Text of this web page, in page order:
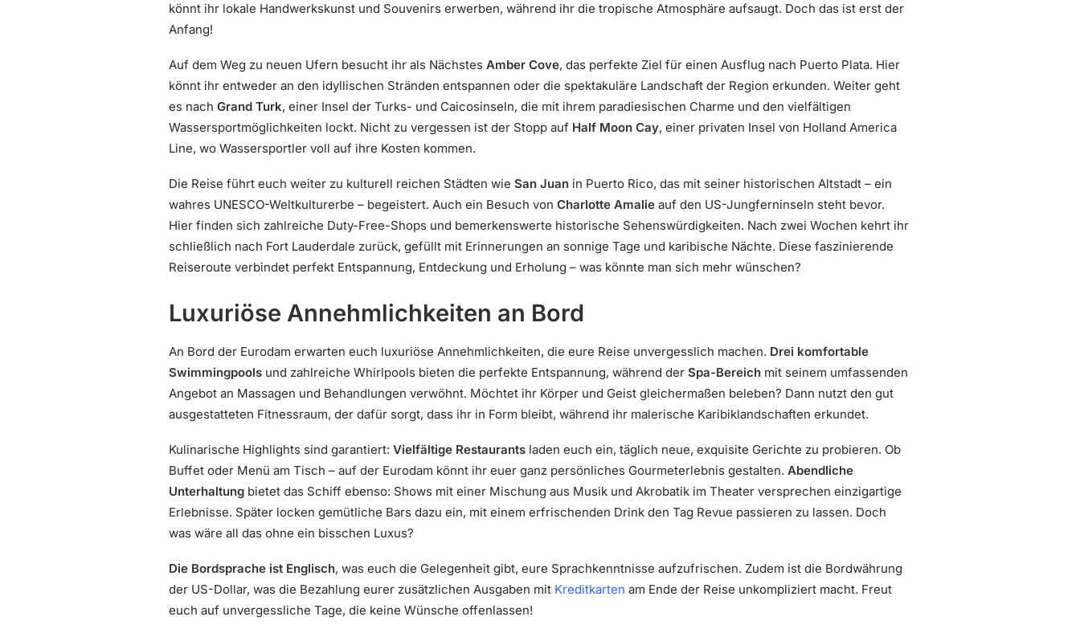
könnt ihr lokale Handwerkskunst und Souvenirs erwerben, während ihr die tropische Atmosphäre aufsaugt. Doch das ist erst der
Anfang!
Auf dem Weg zu neuen Ufern besucht ihr als Nächstes Amber Cove, das perfekte Ziel für einen Ausflug nach Puerto Plata. Hier
könnt ihr entweder an den idyllischen Stränden entspannen oder die spektakuläre Landschaft der Region erkunden. Weiter geht
es nach Grand Turk, einer Insel der Turks- und Caicosinseln, die mit ihrem paradiesischen Charme und den vielfältigen
Wassersportmöglichkeiten lockt. Nicht zu vergessen ist der Stopp auf Half Moon Cay, einer privaten Insel von Holland America
Line, wo Wassersportler voll auf ihre Kosten kommen.
Die Reise führt euch weiter zu kulturell reichen Städten wie San Juan in Puerto Rico, das mit seiner historischen Altstadt – ein
wahres UNESCO-Weltkulturerbe – begeistert. Auch ein Besuch von Charlotte Amalie auf den US-Jungferninseln steht bevor.
Hier finden sich zahlreiche Duty-Free-Shops und bemerkenswerte historische Sehenswürdigkeiten. Nach zwei Wochen kehrt ihr
schließlich nach Fort Lauderdale zurück, gefüllt mit Erinnerungen an sonnige Tage und karibische Nächte. Diese faszinierende
Reiseroute verbindet perfekt Entspannung, Entdeckung und Erholung – was könnte man sich mehr wünschen?
Luxuriöse Annehmlichkeiten an Bord
An Bord der Eurodam erwarten euch luxuriöse Annehmlichkeiten, die eure Reise unvergesslich machen. Drei komfortable
Swimmingpools und zahlreiche Whirlpools bieten die perfekte Entspannung, während der Spa-Bereich mit seinem umfassenden
Angebot an Massagen und Behandlungen verwöhnt. Möchtet ihr Körper und Geist gleichermaßen beleben? Dann nutzt den gut
ausgestatteten Fitnessraum, der dafür sorgt, dass ihr in Form bleibt, während ihr malerische Karibiklandschaften erkundet.
Kulinarische Highlights sind garantiert: Vielfältige Restaurants laden euch ein, täglich neue, exquisite Gerichte zu probieren. Ob
Buffet oder Menü am Tisch – auf der Eurodam könnt ihr euer ganz persönliches Gourmeterlebnis gestalten. Abendliche
Unterhaltung bietet das Schiff ebenso: Shows mit einer Mischung aus Musik und Akrobatik im Theater versprechen einzigartige
Erlebnisse. Später locken gemütliche Bars dazu ein, mit einem erfrischenden Drink den Tag Revue passieren zu lassen. Doch
was wäre all das ohne ein bisschen Luxus?
Die Bordsprache ist Englisch, was euch die Gelegenheit gibt, eure Sprachkenntnisse aufzufrischen. Zudem ist die Bordwährung
der US-Dollar, was die Bezahlung eurer zusätzlichen Ausgaben mit Kreditkarten am Ende der Reise unkompliziert macht. Freut
euch auf unvergessliche Tage, die keine Wünsche offenlassen!